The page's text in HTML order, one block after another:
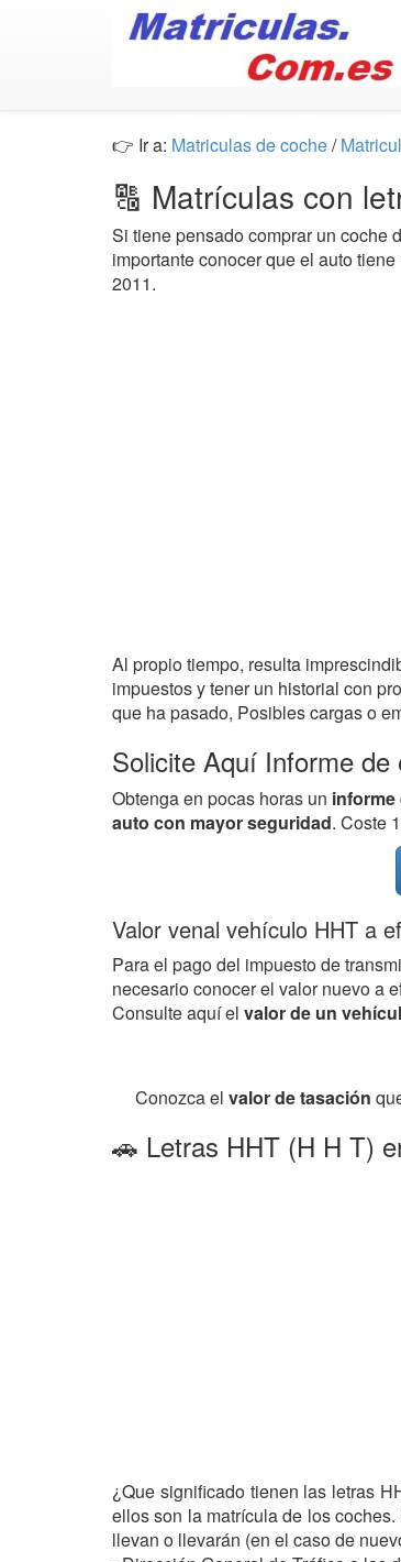
👉 Ir a: Matriculas de coche/
🔠 Matrículas con
Si tiene pensado comprar un coche
importante conocer que el auto
2011.
Al propio tiempo, resulta
impuestos y tener un historial con
que ha pasado, Posibles cargas o
Solicite Aquí Informe
Obtenga en pocas horas un informe
auto con mayor seguridad. Coste
Valor venal vehículo HHT a
Para el pago del impuesto de
necesario conocer el valor nuevo a
Consulte aquí el valor de un
Conozca el valor de tasación
🚗 Letras HHT (H H T)
¿Que significado tienen las letras
ellos son la matrícula de los
llevan o llevarán (en el caso de